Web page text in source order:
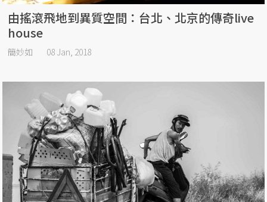
由搖滾飛地到異質空間：台北、北京的傳奇live
house
簡妙如 08 Jan, 2018